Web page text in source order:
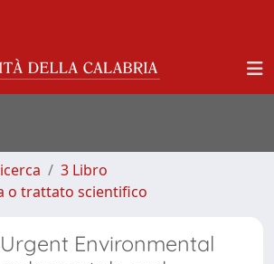
3 Libro
o trattato scientifico
Environmental